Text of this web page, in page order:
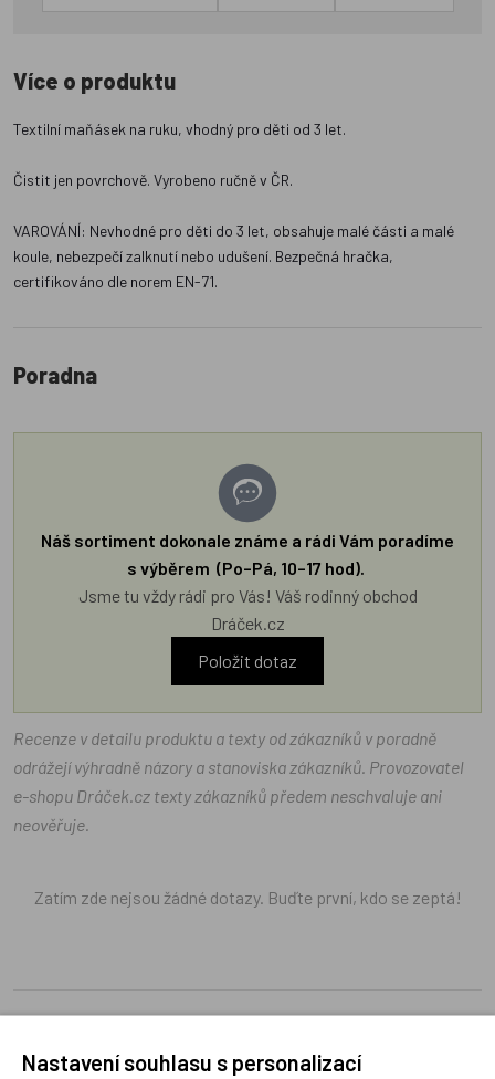
Více o produktu
Textilní maňásek na ruku, vhodný pro děti od 3 let.
Čistit jen povrchově. Vyrobeno ručně v ČR.
VAROVÁNÍ: Nevhodné pro děti do 3 let, obsahuje malé části a malé
koule, nebezpečí zalknutí nebo udušení. Bezpečná hračka,
certifikováno dle norem EN-71.
Poradna
Náš sortiment dokonale známe a rádi Vám poradíme
s výběrem (Po–Pá, 10–17 hod).
Jsme tu vždy rádi pro Vás! Váš rodinný obchod
Dráček.cz
Položit dotaz
Recenze v detailu produktu a texty od zákazníků v poradně
odrážejí výhradně názory a stanoviska zákazníků. Provozovatel
e-shopu Dráček.cz texty zákazníků předem neschvaluje ani
neověřuje.
Zatím zde nejsou žádné dotazy. Buďte první, kdo se zeptá!
Nastavení souhlasu s personalizací